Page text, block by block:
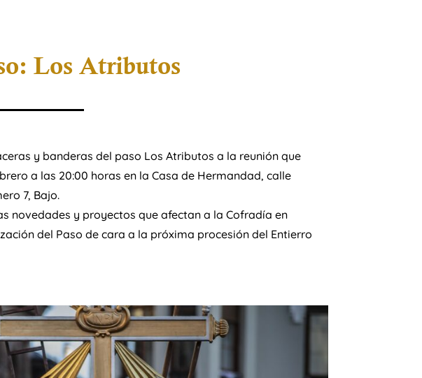
Los Atributos
y banderas del paso Los Atributos a la reunión que
a las 20:00 horas en la Casa de Hermandad, calle
7, Bajo.
novedades y proyectos que afectan a la Cofradía en
del Paso de cara a la próxima procesión del Entierro